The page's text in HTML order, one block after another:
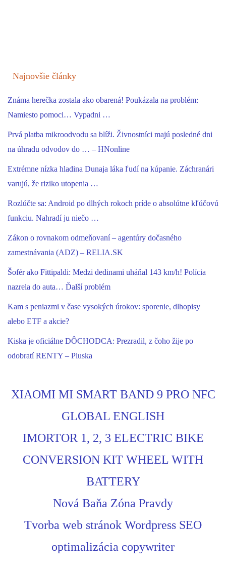
Najnovšie články
Známa herečka zostala ako obarená! Poukázala na problém:
Namiesto pomoci… Vypadni …
Prvá platba mikroodvodu sa blíži. Živnostníci majú posledné dni
na úhradu odvodov do … – HNonline
Extrémne nízka hladina Dunaja láka ľudí na kúpanie. Záchranári
varujú, že riziko utopenia …
Rozlúčte sa: Android po dlhých rokoch príde o absolútne kľúčovú
funkciu. Nahradí ju niečo …
Zákon o rovnakom odmeňovaní – agentúry dočasného
zamestnávania (ADZ) – RELIA.SK
Šofér ako Fittipaldi: Medzi dedinami uháňal 143 km/h! Polícia
nazrela do auta… Ďalší problém
Kam s peniazmi v čase vysokých úrokov: sporenie, dlhopisy
alebo ETF a akcie?
Kiska je oficiálne DÔCHODCA: Prezradil, z čoho žije po
odobratí RENTY – Pluska
XIAOMI MI SMART BAND 9 PRO NFC
GLOBAL ENGLISH
IMORTOR 1, 2, 3 ELECTRIC BIKE
CONVERSION KIT WHEEL WITH
BATTERY
Nová Baňa Zóna Pravdy
Tvorba web stránok Wordpress SEO
optimalizácia copywriter